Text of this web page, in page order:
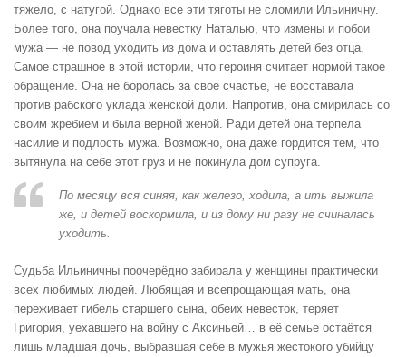
тяжело, с натугой. Однако все эти тяготы не сломили Ильиничну.
Более того, она поучала невестку Наталью, что измены и побои
мужа — не повод уходить из дома и оставлять детей без отца.
Самое страшное в этой истории, что героиня считает нормой такое
обращение. Она не боролась за свое счастье, не восставала
против рабского уклада женской доли. Напротив, она смирилась со
своим жребием и была верной женой. Ради детей она терпела
насилие и подлость мужа. Возможно, она даже гордится тем, что
вытянула на себе этот груз и не покинула дом супруга.
По месяцу вся синяя, как железо, ходила, а ить выжила
же, и детей воскормила, и из дому ни разу не счиналась
уходить.
Судьба Ильиничны поочерёдно забирала у женщины практически
всех любимых людей. Любящая и всепрощающая мать, она
переживает гибель старшего сына, обеих невесток, теряет
Григория, уехавшего на войну с Аксиньей… в её семье остаётся
лишь младшая дочь, выбравшая себе в мужья жестокого убийцу